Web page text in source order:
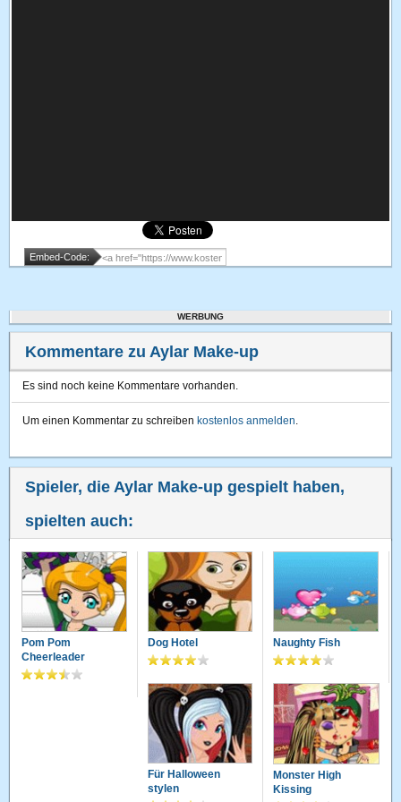
Embed-Code:
WERBUNG
Kommentare zu Aylar Make-up
Es sind noch keine Kommentare vorhanden.
Um einen Kommentar zu schreiben kostenlos anmelden.
Spieler, die Aylar Make-up gespielt haben,
spielten auch:
Pom Pom
Cheerleader
Dog Hotel Naughty Fish
Für Halloween
stylen
Monster High
Kissing